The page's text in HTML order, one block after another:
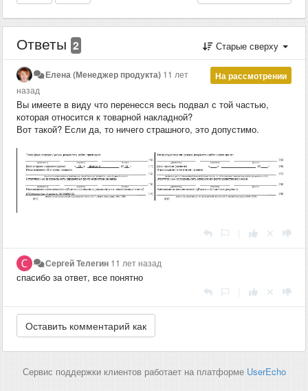
Ответы 2 Старые сверху
На рассмотрении
Елена (Менеджер продукта) 11 лет
назад
Вы имеете в виду что перенесся весь подвал с той частью,
которая относится к товарной накладной?
Вот такой? Если да, то ничего страшного, это допустимо.
Сергей Телегин 11 лет назад
спасибо за ответ, все понятно
Сервис поддержки клиентов работает на платформе UserEcho